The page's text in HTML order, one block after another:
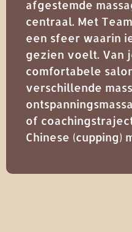
afgestemde
centraal. Met
een sfeer waarin
gezien voelt. Van
comfortabele
verschillende
of
Chinese (cupping)